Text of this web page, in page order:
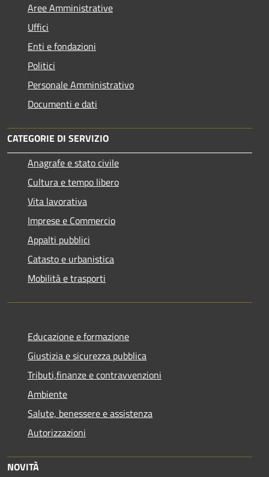
Aree Amministrative
Uffici
Enti e fondazioni
Politici
Personale Amministrativo
Documenti e dati
CATEGORIE DI SERVIZIO
Anagrafe e stato civile
Cultura e tempo libero
Vita lavorativa
Imprese e Commercio
Appalti pubblici
Catasto e urbanistica
Mobilità e trasporti
Educazione e formazione
Giustizia e sicurezza pubblica
Tributi,finanze e contravvenzioni
Ambiente
Salute, benessere e assistenza
Autorizzazioni
NOVITÀ